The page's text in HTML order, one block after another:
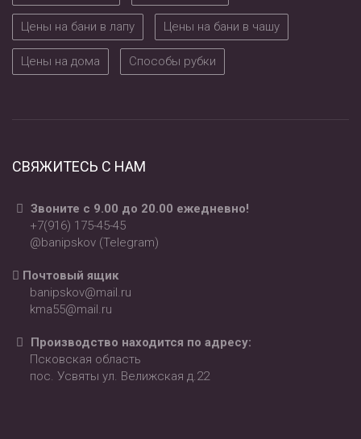
Цены на бани в лапу Цены на бани в чашу
Цены на дома Способы рубки
СВЯЖИТЕСЬ С НАМ
Звоните с 9.00 до 20.00 ежедневно!
+7(916) 175-45-45
@banipskov (Telegram)
Почтовый ящик
banipskov@mail.ru
kma55@mail.ru
Производство находится по адресу:
Псковская область
пос. Усвяты ул. Велижская д.22